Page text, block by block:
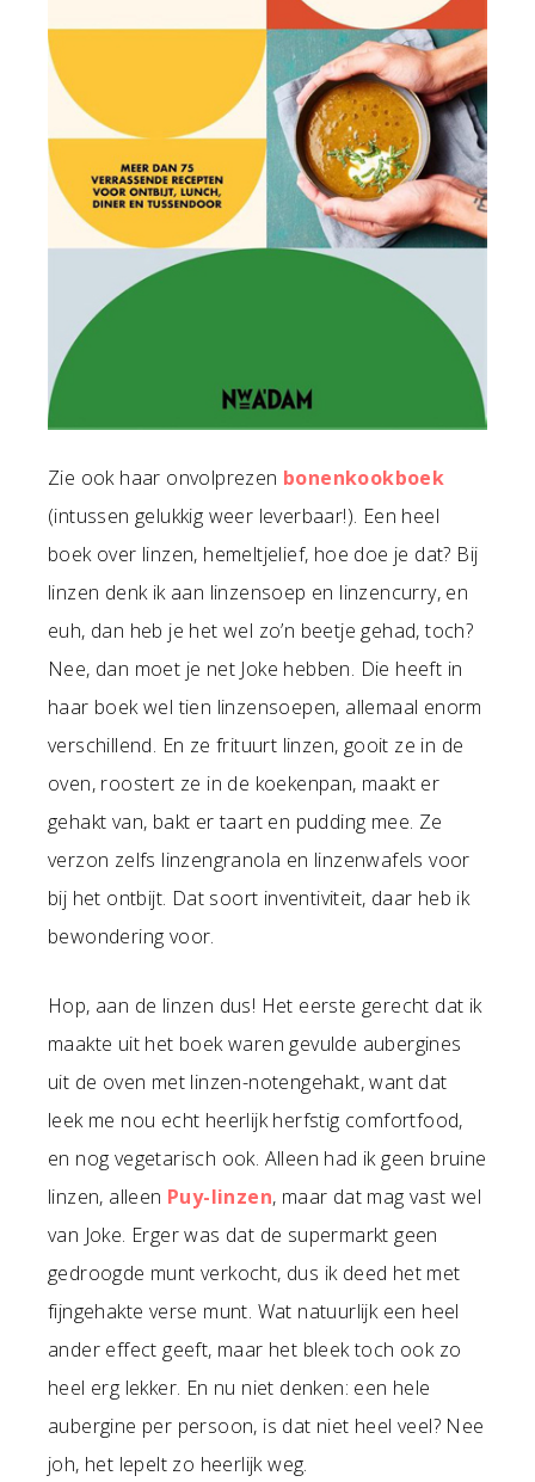
Zie ook haar onvolprezen bonenkookboek
(intussen gelukkig weer leverbaar!). Een heel
boek over linzen, hemeltjelief, hoe doe je dat? Bij
linzen denk ik aan linzensoep en linzencurry, en
euh, dan heb je het wel zo’n beetje gehad, toch?
Nee, dan moet je net Joke hebben. Die heeft in
haar boek wel tien linzensoepen, allemaal enorm
verschillend. En ze frituurt linzen, gooit ze in de
oven, roostert ze in de koekenpan, maakt er
gehakt van, bakt er taart en pudding mee. Ze
verzon zelfs linzengranola en linzenwafels voor
bij het ontbijt. Dat soort inventiviteit, daar heb ik
bewondering voor.
Hop, aan de linzen dus! Het eerste gerecht dat ik
maakte uit het boek waren gevulde aubergines
uit de oven met linzen-notengehakt, want dat
leek me nou echt heerlijk herfstig comfortfood,
en nog vegetarisch ook. Alleen had ik geen bruine
linzen, alleen Puy-linzen, maar dat mag vast wel
van Joke. Erger was dat de supermarkt geen
gedroogde munt verkocht, dus ik deed het met
fijngehakte verse munt. Wat natuurlijk een heel
ander effect geeft, maar het bleek toch ook zo
heel erg lekker. En nu niet denken: een hele
aubergine per persoon, is dat niet heel veel? Nee
joh, het lepelt zo heerlijk weg.